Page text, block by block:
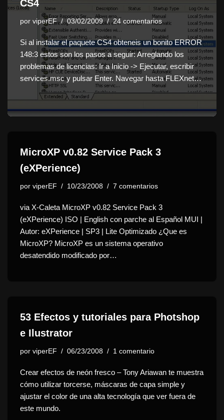
CS4
por viperEF 03/02/2009 24 comentarios
Si al instalar el paquete CS4 obteneis un bonito ERROR
148:3 estos son los pasos a seguir: Arreglando los
problemas de licencias: Ir a Inicio -> Ejecutar, escribir
services.msc y pulsar Enter. Navegar hasta FLEXnet…
MicroXP v0.82 Service Pack 3
(eXPerience)
por viperEF 10/23/2008 7 comentarios
via X-Caleta MicroXP v0.82 Service Pack 3
(eXPerience) ISO | English con parche al Español MUI |
Autor: eXPerience | SP3 | Lite Optimizado ¿Que es
MicroXP? MicroXP es un sistema operativo
desatendido modificado por…
53 Efectos y tutoriales para Photshop
e Ilustrator
por viperEF 06/23/2008 1 comentario
Crear efectos de neón fresco – Tony Ariawan te muestra
cómo utilizar torcerse, máscaras de capa simple y
ajustar el color de una alta tecnología que ver fuera de
este mundo.